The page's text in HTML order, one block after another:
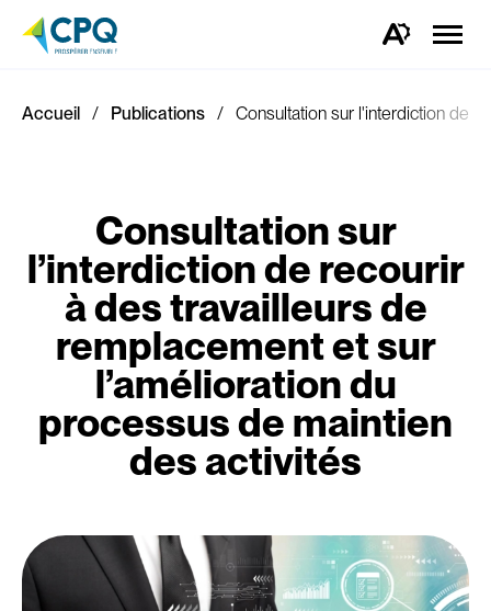
Ouvrez
d'accessibilité.
la
Accueil Publications Consultation sur l'interdiction de
Consultation sur
l’interdiction de recourir
à des travailleurs de
remplacement et sur
l’amélioration du
processus de maintien
des activités